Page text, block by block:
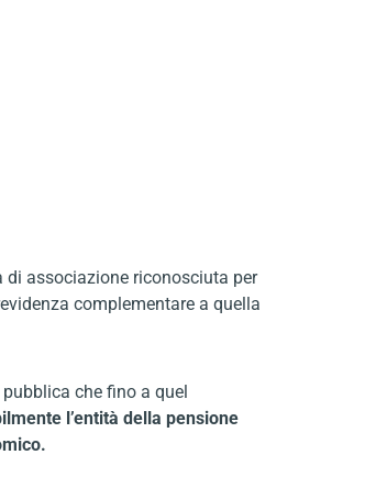
associazione riconosciuta per
complementare a quella
che fino a quel
l’entità della pensione